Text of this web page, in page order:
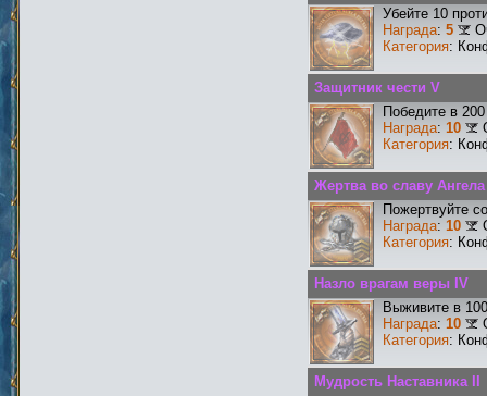
Убейте 10
Награда: 5
Категория:
Защитник чести V
Победите в
Награда: 10
Категория:
Жертва во славу
Пожертвуйте
Награда: 10
Категория:
Назло врагам веры IV
Выживите в
Награда: 10
Категория:
Мудрость Наставника II